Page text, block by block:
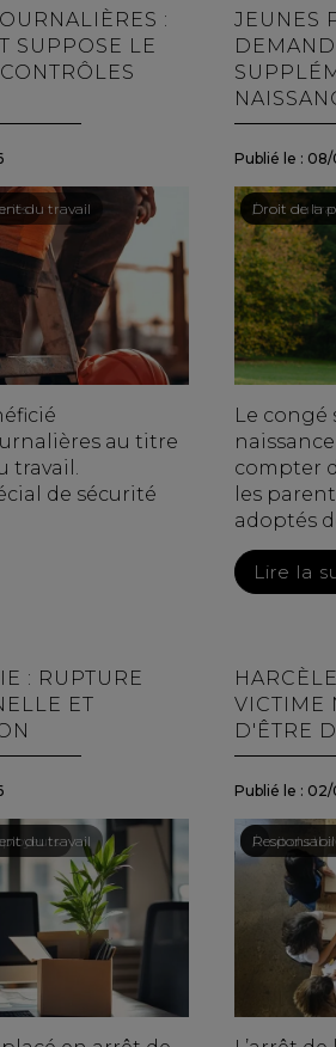
:
SUPPOSE LE
du travail
au titre
travail.
de sécurité
JEUNES
Publié le : 08/
Droit du
/Droit de la
Le
compter
les
adoptés
Lire la
: RUPTURE
ET
du travail
VICTIME
D'ÊTRE
Publié le : 02/
Droit du
/